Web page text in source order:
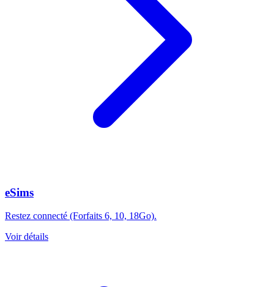
eSims
Restez connecté (Forfaits 6, 10, 18Go).
Voir détails